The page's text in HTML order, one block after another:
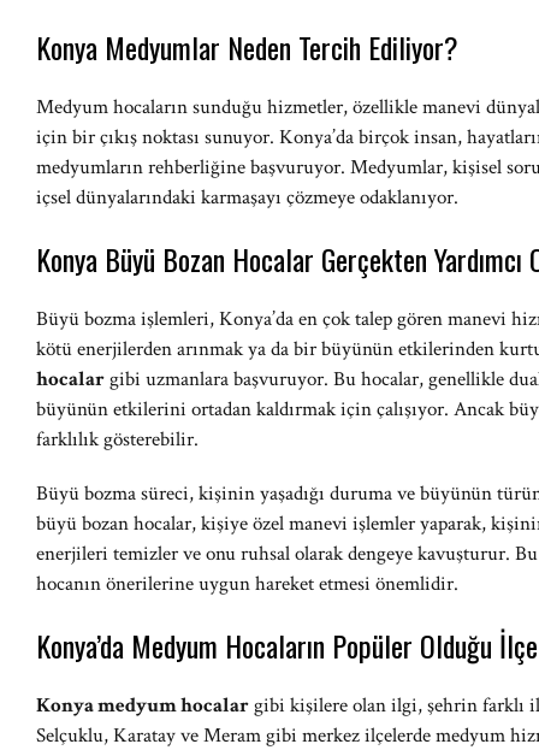
Konya Medyumlar Neden Tercih Ediliyor?
Medyum hocaların sunduğu hizmetler, özellikle manevi
için bir çıkış noktası sunuyor. Konya’da birçok insan,
medyumların rehberliğine başvuruyor. Medyumlar, kişisel
içsel dünyalarındaki karmaşayı çözmeye odaklanıyor.
Konya Büyü Bozan Hocalar Gerçekten
Büyü bozma işlemleri, Konya’da en çok talep gören manevi
kötü enerjilerden arınmak ya da bir büyünün etkilerinden
hocalargibi uzmanlara başvuruyor. Bu hocalar, genellikle
büyünün etkilerini ortadan kaldırmak için çalışıyor. Ancak
farklılık gösterebilir.
Büyü bozma süreci, kişinin yaşadığı duruma ve büyünün
büyü bozan hocalar, kişiye özel manevi işlemler yaparak,
enerjileri temizler ve onu ruhsal olarak dengeye kavuşturur. Bu
hocanın önerilerine uygun hareket etmesi önemlidir.
Konya’da Medyum Hocaların Popüler Olduğu
Konya medyum hocalargibi kişilere olan ilgi, şehrin farklı
Selçuklu, Karatay ve Meram gibi merkez ilçelerde medyum